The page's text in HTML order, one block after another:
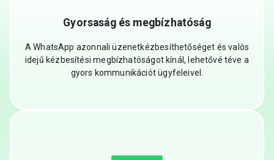
Gyorsaság és megbízhatóság
A WhatsApp azonnali üzenetkézbesíthetőséget és valós
idejű kézbesítési megbízhatóságot kínál, lehetővé téve a
gyors kommunikációt ügyfeleivel.